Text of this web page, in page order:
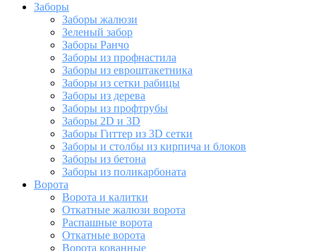
Заборы
Заборы жалюзи
Зеленый забор
Заборы Ранчо
Заборы из профнастила
Заборы из евроштакетника
Заборы из сетки рабицы
Заборы из дерева
Заборы из профтрубы
Заборы 2D и 3D
Заборы Гиттер из 3D сетки
Заборы и столбы из кирпича и блоков
Заборы из бетона
Заборы из поликарбоната
Ворота
Ворота и калитки
Откатные жалюзи ворота
Распашные ворота
Откатные ворота
Ворота кованные